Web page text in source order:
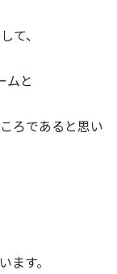
て、
ムと
ろであると思い
ます。